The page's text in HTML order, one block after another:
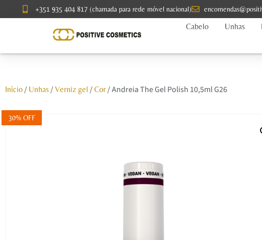
+351 935 404 817 (chamada para rede móvel nacional)
Cabelo
Unhas
Início/ Unhas/ Verniz gel / Cor/ Andreia The Gel Polish 10,5ml G26
30% OFF